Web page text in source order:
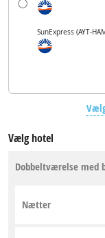
SunExpress (AYT-
Vælg hotel
Dobbeltværelse med
Nætter